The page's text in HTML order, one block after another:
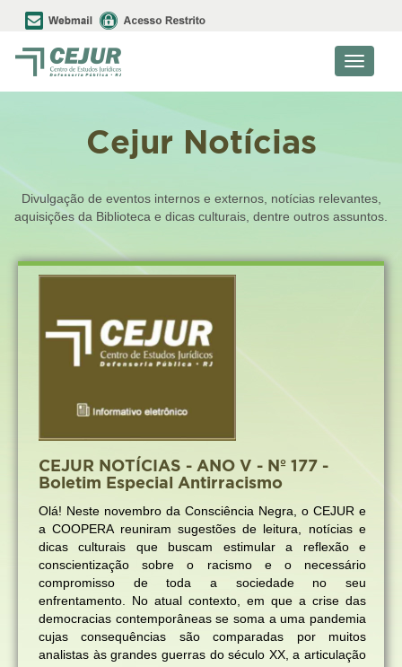
Toggle
Cejur Notícias
Divulgação de eventos internos e externos, notícias relevantes,
aquisições da Biblioteca e dicas culturais, dentre outros assuntos.
CEJUR NOTÍCIAS - ANO V - Nº 177 -
Boletim Especial Antirracismo
Olá! Neste novembro da Consciência Negra, o CEJUR e
a COOPERA reuniram sugestões de leitura, notícias e
dicas culturais que buscam estimular a reflexão e
conscientização sobre o racismo e o necessário
compromisso de toda a sociedade no seu
enfrentamento. No atual contexto, em que a crise das
democracias contemporâneas se soma a uma pandemia
cujas consequências são comparadas por muitos
analistas às grandes guerras do século XX, a articulação